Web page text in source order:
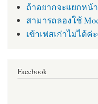
ถ้าอยากจะแยกหน้า
สามารถลองใช้
เข้าเฟสเก่าไม่ได้ค่
Facebook